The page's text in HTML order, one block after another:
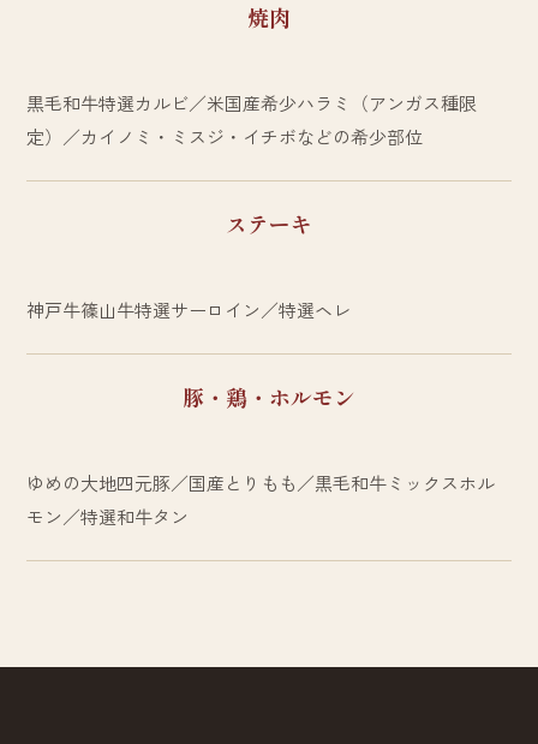
焼肉
黒毛和牛特選カルビ／米国産希少ハラミ（アンガス種限
定）／カイノミ・ミスジ・イチボなどの希少部位
ステーキ
神戸牛篠山牛特選サーロイン／特選ヘレ
豚・鶏・ホルモン
ゆめの大地四元豚／国産とりもも／黒毛和牛ミックスホル
モン／特選和牛タン